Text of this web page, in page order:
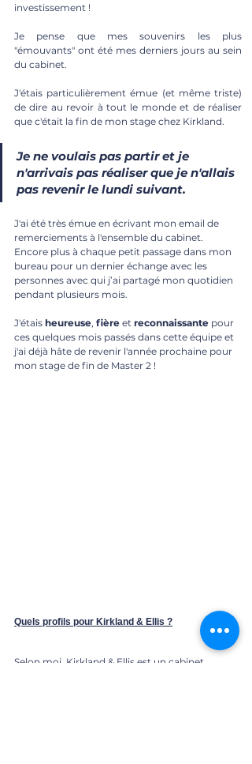
investissement !
Je pense que mes souvenirs les plus
"émouvants" ont été mes derniers jours au sein
du cabinet.
J'étais particulièrement émue (et même triste)
de dire au revoir à tout le monde et de réaliser
que c'était la fin de mon stage chez Kirkland.
Je ne voulais pas partir et je
n'arrivais pas réaliser que je n'allais
pas revenir le lundi suivant.
J'ai été très émue en écrivant mon email de
remerciements à l'ensemble du cabinet.
Encore plus à chaque petit passage dans mon
bureau pour un dernier échange avec les
personnes avec qui j’ai partagé mon quotidien
pendant plusieurs mois.
J'étais heureuse, fière et reconnaissante pour
ces quelques mois passés dans cette équipe et
j'ai déjà hâte de revenir l'année prochaine pour
mon stage de fin de Master 2 !
Quels profils pour Kirkland & Ellis ?
Selon moi, Kirkland & Ellis est un cabinet